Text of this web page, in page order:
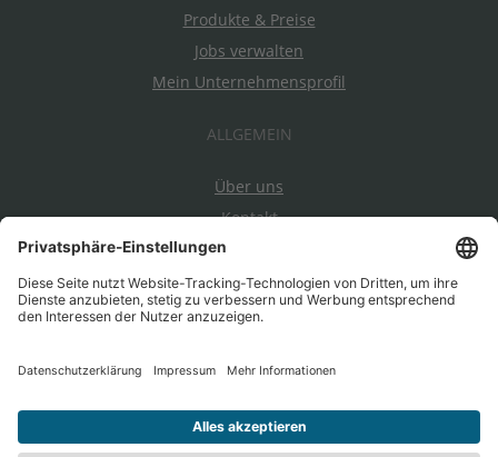
Produkte & Preise
Jobs verwalten
Mein Unternehmensprofil
ALLGEMEIN
Über uns
Kontakt
Datenschutz
Impressum
AGBs